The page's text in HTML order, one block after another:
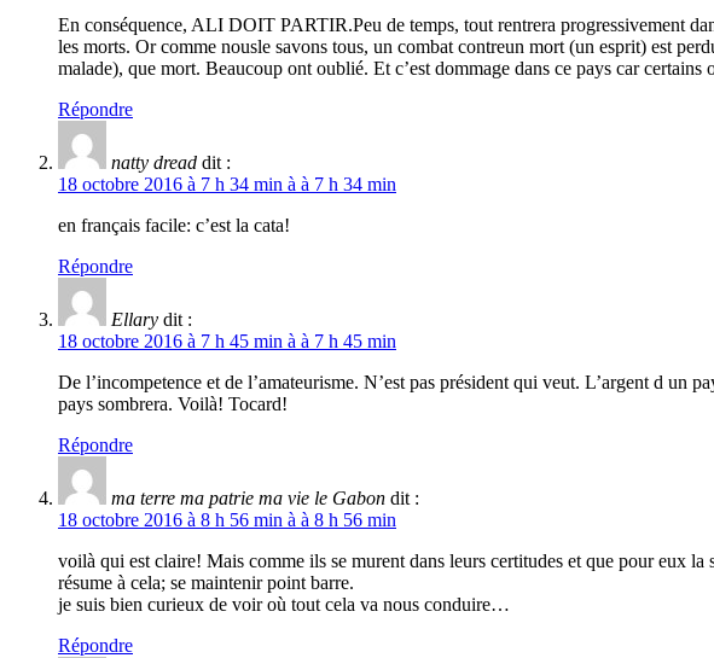
En conséquence, ALI DOIT PARTIR.Peu de temps, tout rentrera progressivement
les morts. Or comme nousle savons tous, un combat contreun mort (un esprit) est
malade), que mort. Beaucoup ont oublié. Et c’est dommage dans ce pays car certains
Répondre
natty dread dit :
18 octobre 2016 à 7 h 34 min à à 7 h 34 min
en français facile: c’est la cata!
Répondre
Ellary dit :
18 octobre 2016 à 7 h 45 min à à 7 h 45 min
De l’incompetence et de l’amateurisme. N’est pas président qui veut. L’argent d un
pays sombrera. Voilà! Tocard!
Répondre
ma terre ma patrie ma vie le Gabon dit :
18 octobre 2016 à 8 h 56 min à à 8 h 56 min
voilà qui est claire! Mais comme ils se murent dans leurs certitudes et que pour eux
résume à cela; se maintenir point barre.
je suis bien curieux de voir où tout cela va nous conduire…
Répondre